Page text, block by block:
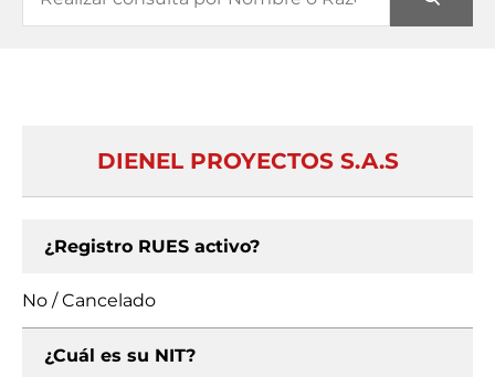
DIENEL PROYECTOS S.A.S
¿Registro RUES activo?
No / Cancelado
¿Cuál es su NIT?